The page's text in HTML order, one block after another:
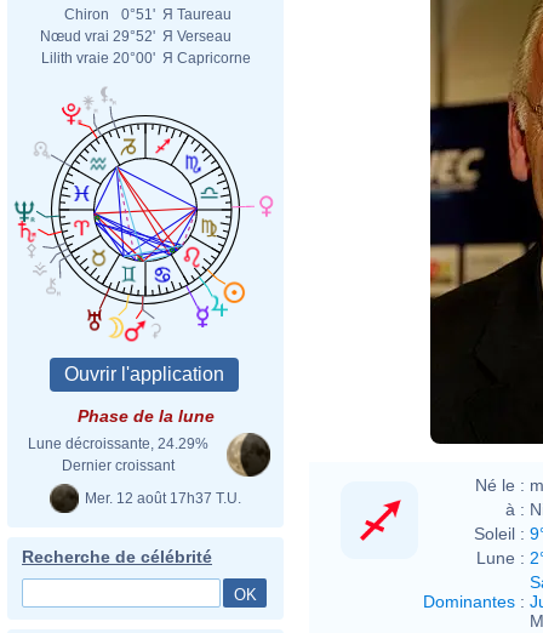
Chiron
0°51' Я Taureau
Nœud vrai 29°52' Я Verseau
Lilith vraie 20°00' Я Capricorne
Phase de la lune
Lune décroissante, 24.29%
Dernier croissant
Mer. 12 août 17h37 T.U.
Recherche de célébrité
Né le :
à :
Soleil :
Lune :
Dominantes :